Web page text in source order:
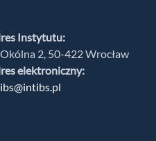
Instytutu:
2, 50-422 Wrocław
elektroniczny: